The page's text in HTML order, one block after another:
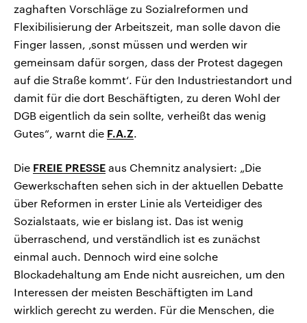
zaghaften Vorschläge zu Sozialreformen und
Flexibilisierung der Arbeitszeit, man solle davon die
Finger lassen, ‚sonst müssen und werden wir
gemeinsam dafür sorgen, dass der Protest dagegen
auf die Straße kommt‘. Für den Industriestandort und
damit für die dort Beschäftigten, zu deren Wohl der
DGB eigentlich da sein sollte, verheißt das wenig
Gutes“, warnt die F.A.Z.
Die FREIE PRESSE aus Chemnitz analysiert: „Die
Gewerkschaften sehen sich in der aktuellen Debatte
über Reformen in erster Linie als Verteidiger des
Sozialstaats, wie er bislang ist. Das ist wenig
überraschend, und verständlich ist es zunächst
einmal auch. Dennoch wird eine solche
Blockadehaltung am Ende nicht ausreichen, um den
Interessen der meisten Beschäftigten im Land
wirklich gerecht zu werden. Für die Menschen, die